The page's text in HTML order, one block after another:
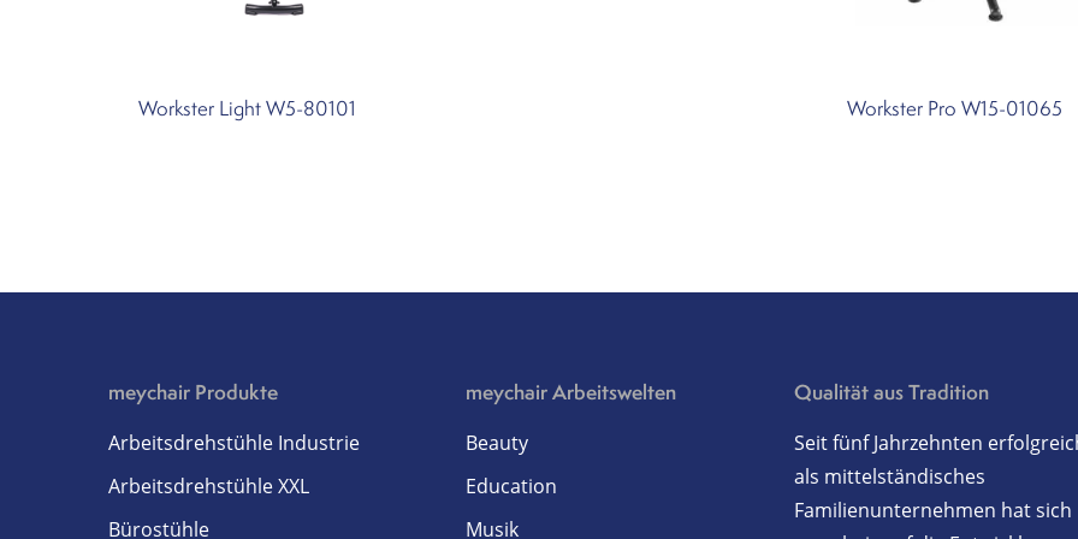
Workster Light W5-80101 Workster Pro W15-01065
meychair Produkte
Arbeitsdrehstühle Industrie
Arbeitsdrehstühle XXL
Bürostühle
meychair Arbeitswelten
Beauty
Education
Musik
Qualität aus Tradition
Seit fünf Jahrzehnten
als mittelständisches
Familienunternehmen hat sich